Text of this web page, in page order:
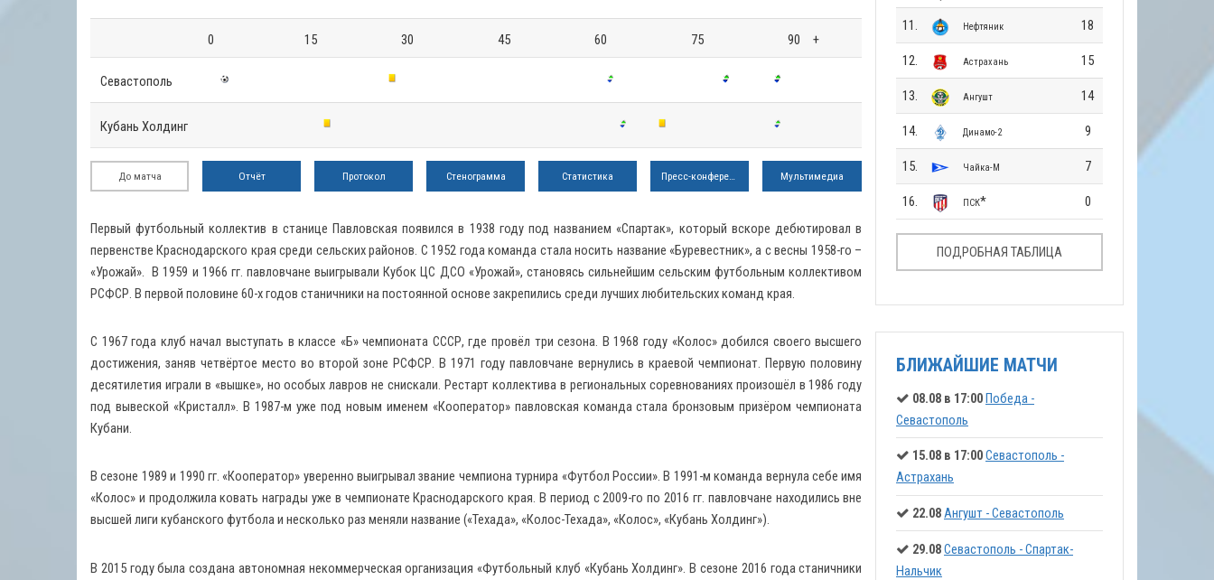
0 15 30 45 60 75 90 +
Севастополь
Кубань Холдинг
До матча Отчёт Протокол Стенограмма Статистика Пресс-конференция Мультимедиа
Первый футбольный коллектив в станице Павловская появился в 1938 году под названием «Спартак», который вскоре дебютировал в
первенстве Краснодарского края среди сельских районов. С 1952 года команда стала носить название «Буревестник», а с весны 1958-го –
«Урожай». В 1959 и 1966 гг. павловчане выигрывали Кубок ЦС ДСО «Урожай», становясь сильнейшим сельским футбольным коллективом
РСФСР. В первой половине 60-х годов станичники на постоянной основе закрепились среди лучших любительских команд края.
С 1967 года клуб начал выступать в классе «Б» чемпионата СССР, где провёл три сезона. В 1968 году «Колос» добился своего высшего
достижения, заняв четвёртое место во второй зоне РСФСР. В 1971 году павловчане вернулись в краевой чемпионат. Первую половину
десятилетия играли в «вышке», но особых лавров не снискали. Рестарт коллектива в региональных соревнованиях произошёл в 1986 году
под вывеской «Кристалл». В 1987-м уже под новым именем «Кооператор» павловская команда стала бронзовым призёром чемпионата
Кубани.
В сезоне 1989 и 1990 гг. «Кооператор» уверенно выигрывал звание чемпиона турнира «Футбол России». В 1991-м команда вернула себе имя
«Колос» и продолжила ковать награды уже в чемпионате Краснодарского края. В период с 2009-го по 2016 гг. павловчане находились вне
высшей лиги кубанского футбола и несколько раз меняли название («Техада», «Колос-Техада», «Колос», «Кубань Холдинг»).
В 2015 году была создана автономная некоммерческая организация «Футбольный клуб «Кубань Холдинг». В сезоне 2016 года станичники
11. Нефтяник 18
12. Астрахань 15
13. Ангушт 14
14. Динамо-2 9
15. Чайка-М 7
16. ПСК* 0
ПОДРОБНАЯ ТАБЛИЦА
БЛИЖАЙШИЕ МАТЧИ
08.08 в 17:00Победа -
Севастополь
15.08 в 17:00Севастополь -
Астрахань
22.08Ангушт - Севастополь
29.08Севастополь - Спартак-
Нальчик